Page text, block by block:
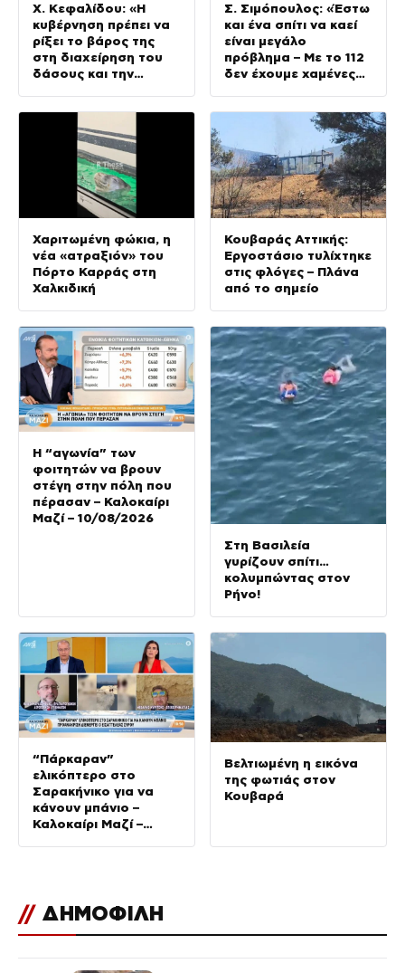
Χ. Κεφαλίδου: «Η
κυβέρνηση πρέπει να
ρίξει το βάρος της
στη διαχείρηση του
δάσους και την
Σ. Σιμόπουλος: «Έστω
και ένα σπίτι να καεί
είναι μεγάλο
πρόβλημα – Με το 112
δεν έχουμε χαμένες
Χαριτωμένη φώκια, η
νέα «ατραξιόν» του
Πόρτο Καρράς στη
Χαλκιδική
Κουβαράς Αττικής:
Εργοστάσιο τυλίχτηκε
στις φλόγες – Πλάνα
από το σημείο
Η “αγωνία” των
φοιτητών να βρουν
στέγη στην πόλη που
πέρασαν – Καλοκαίρι
Μαζί – 10/08/2026
Στη Βασιλεία
γυρίζουν σπίτι…
κολυμπώντας στον
Ρήνο!
“Πάρκαραν”
ελικόπτερο στο
Σαρακήνικο για να
κάνουν μπάνιο –
Καλοκαίρι Μαζί –
Βελτιωμένη η εικόνα
της φωτιάς στον
Κουβαρά
// ΔΗΜΟΦΙΛΗ